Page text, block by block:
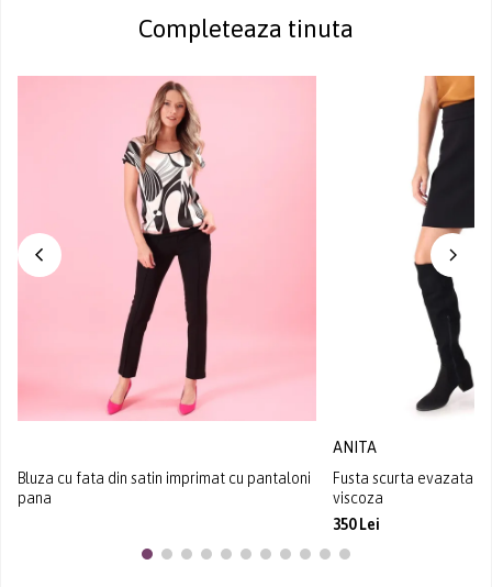
Completeaza tinuta
Bluza cu fata din satin imprimat cu pantaloni
pana
ANITA
Fusta scurta evazata
viscoza
350 Lei